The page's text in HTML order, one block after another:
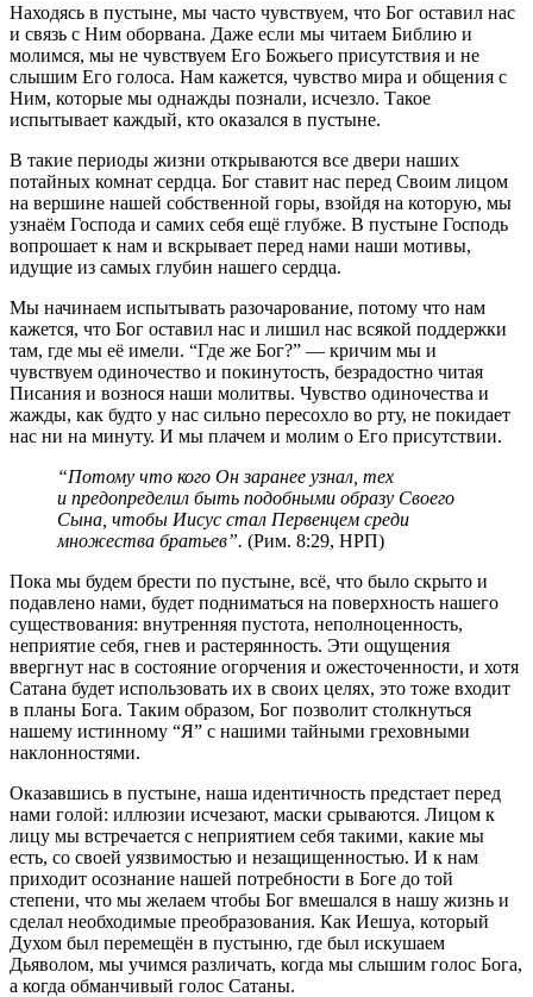
Находясь в пустыне, мы часто чувствуем, что Бог оставил нас
и связь с Ним оборвана. Даже если мы читаем Библию и
молимся, мы не чувствуем Его Божьего присутствия и не
слышим Его голоса. Нам кажется, чувство мира и общения с
Ним, которые мы однажды познали, исчезло. Такое
испытывает каждый, кто оказался в пустыне.
В такие периоды жизни открываются все двери наших
потайных комнат сердца. Бог ставит нас перед Своим лицом
на вершине нашей собственной горы, взойдя на которую, мы
узнаём Господа и самих себя ещё глубже. В пустыне Господь
вопрошает к нам и вскрывает перед нами наши мотивы,
идущие из самых глубин нашего сердца.
Мы начинаем испытывать разочарование, потому что нам
кажется, что Бог оставил нас и лишил нас всякой поддержки
там, где мы её имели. “Где же Бог?” — кричим мы и
чувствуем одиночество и покинутость, безрадостно читая
Писания и вознося наши молитвы. Чувство одиночества и
жажды, как будто у нас сильно пересохло во рту, не покидает
нас ни на минуту. И мы плачем и молим о Его присутствии.
“Потому что кого Он заранее узнал, тех
и предопределил быть подобными образу Своего
Сына, чтобы Иисус стал Первенцем среди
множества братьев”. (Рим. 8:29, НРП)
Пока мы будем брести по пустыне, всё, что было скрыто и
подавлено нами, будет подниматься на поверхность нашего
существования: внутренняя пустота, неполноценность,
неприятие себя, гнев и растерянность. Эти ощущения
ввергнут нас в состояние огорчения и ожесточенности, и хотя
Сатана будет использовать их в своих целях, это тоже входит
в планы Бога. Таким образом, Бог позволит столкнуться
нашему истинному “Я” с нашими тайными греховными
наклонностями.
Оказавшись в пустыне, наша идентичность предстает перед
нами голой: иллюзии исчезают, маски срываются. Лицом к
лицу мы встречается с неприятием себя такими, какие мы
есть, со своей уязвимостью и незащищенностью. И к нам
приходит осознание нашей потребности в Боге до той
степени, что мы желаем чтобы Бог вмешался в нашу жизнь и
сделал необходимые преобразования. Как Иешуа, который
Духом был перемещён в пустыню, где был искушаем
Дьяволом, мы учимся различать, когда мы слышим голос Бога,
а когда обманчивый голос Сатаны.